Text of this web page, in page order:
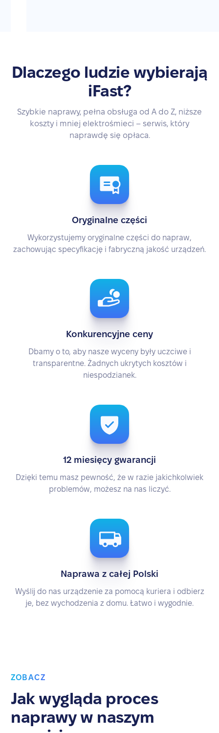
Dlaczego ludzie wybierają
iFast?
Szybkie naprawy, pełna obsługa od A do Z, niższe
koszty i mniej elektrośmieci – serwis, który
naprawdę się opłaca.
Oryginalne części
Wykorzystujemy oryginalne części do napraw,
zachowując specyfikację i fabryczną jakość urządzeń.
Konkurencyjne ceny
Dbamy o to, aby nasze wyceny były uczciwe i
transparentne. Żadnych ukrytych kosztów i
niespodzianek.
12 miesięcy gwarancji
Dzięki temu masz pewność, że w razie jakichkolwiek
problemów, możesz na nas liczyć.
Naprawa z całej Polski
Wyślij do nas urządzenie za pomocą kuriera i odbierz
je, bez wychodzenia z domu. Łatwo i wygodnie.
ZOBACZ
Jak wygląda proces
naprawy w naszym